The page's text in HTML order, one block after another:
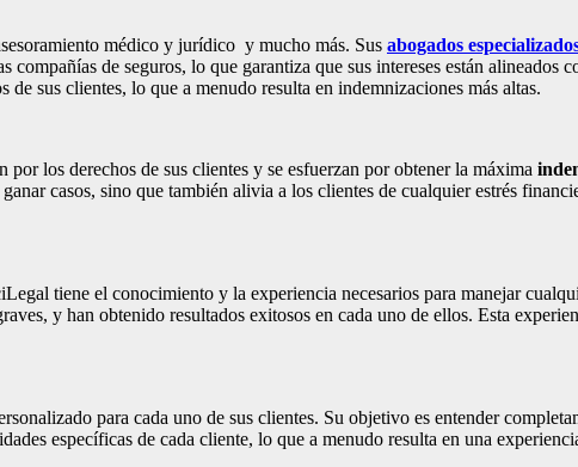
médico y jurídico y mucho más. Sus abogados
de seguros, lo que garantiza que sus intereses están alineados
sus clientes, lo que a menudo resulta en indemnizaciones más altas.
los derechos de sus clientes y se esfuerzan por obtener la máxima
casos, sino que también alivia a los clientes de cualquier estrés
tiene el conocimiento y la experiencia necesarios para manejar
y han obtenido resultados exitosos en cada uno de ellos. Esta
para cada uno de sus clientes. Su objetivo es entender
específicas de cada cliente, lo que a menudo resulta en una